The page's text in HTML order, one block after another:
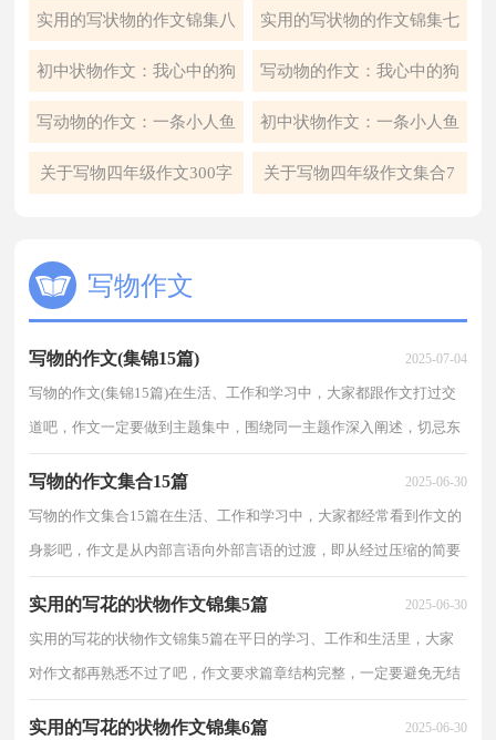
5篇 6篇
实用的写状物的作文锦集八
篇
实用的写状物的作文锦集七
篇
初中状物作文：我心中的狗 写动物的作文：我心中的狗
写动物的作文：一条小人鱼 初中状物作文：一条小人鱼
关于写物四年级作文300字 关于写物四年级作文集合7
写物作文
写物的作文(集锦15篇) 2025-07-04
写物的作文(集锦15篇)在生活、工作和学习中，大家都跟作文打过交
道吧，作文一定要做到主题集中，围绕同一主题作深入阐述，切忌东
写物的作文集合15篇 2025-06-30
写物的作文集合15篇在生活、工作和学习中，大家都经常看到作文的
身影吧，作文是从内部言语向外部言语的过渡，即从经过压缩的简要
实用的写花的状物作文锦集5篇 2025-06-30
实用的写花的状物作文锦集5篇在平日的学习、工作和生活里，大家
对作文都再熟悉不过了吧，作文要求篇章结构完整，一定要避免无结
实用的写花的状物作文锦集6篇 2025-06-30